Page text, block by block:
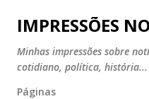
IMPRESSÕES
Minhas impressões sobre
cotidiano, política, história...
Páginas